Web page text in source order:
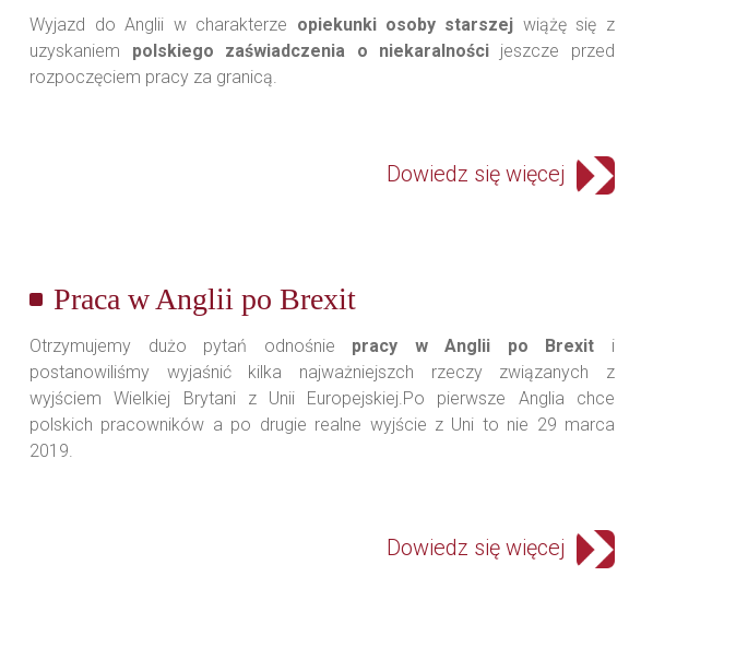
Wyjazd do Anglii w charakterze opiekunki osoby starszej wiążę się z
uzyskaniem polskiego zaświadczenia o niekaralnościjeszcze przed
rozpoczęciem pracy za granicą.
Dowiedz się więcej
Praca w Anglii po Brexit
Otrzymujemy dużo pytań odnośnie pracy w Anglii po Brexit i
postanowiliśmy wyjaśnić kilka najważniejszch rzeczy związanych z
wyjściem Wielkiej Brytani z Unii Europejskiej.Po pierwsze Anglia chce
polskich pracowników a po drugie realne wyjście z Uni to nie 29 marca
2019.
Dowiedz się więcej